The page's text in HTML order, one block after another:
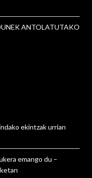
ANTOLATUTAKO
ekintzak urrian
emango du –